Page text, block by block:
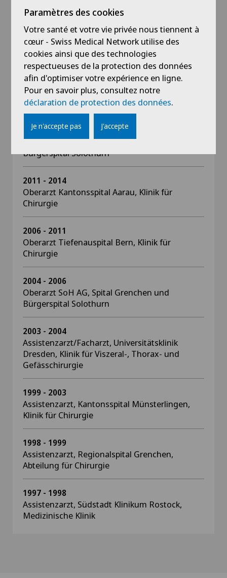
Depuis 2018
Selbstständiger Chirurg mit Praxis in Solothurn
und Bern
Depuis 2018
Belegarzt der Privatklinik Obach Solothurn und
im Lindenhofspital Bern
2014 - 2018
Leitender Arzt Viszeral- und Thoraxchirurgie
Bürgerspital Solothurn
2011 - 2014
Oberarzt Kantonsspital Aarau, Klinik für
Chirurgie
2006 - 2011
Oberarzt Tiefenauspital Bern, Klinik für
Chirurgie
2004 - 2006
Oberarzt SoH AG, Spital Grenchen und
Bürgerspital Solothurn
2003 - 2004
Assistenzarzt/Facharzt, Universitätsklinik
Dresden, Klinik für Viszeral-, Thorax- und
Gefässchirurgie
1999 - 2003
Assistenzarzt, Kantonsspital Münsterlingen,
Klinik für Chirurgie
1998 - 1999
Assistenzarzt, Regionalspital Grenchen,
Abteilung für Chirurgie
1997 - 1998
Assistenzarzt, Südstadt Klinikum Rostock,
Medizinische Klinik
Paramètres des cookies
Votre santé et votre vie privée nous tiennent à
cœur - Swiss Medical Network utilise des
cookies ainsi que des technologies
respectueuses de la protection des données
afin d'optimiser votre expérience en ligne.
Pour en savoir plus, consultez notre
déclaration de protection des données.
Je n'accepte pas J'accepte